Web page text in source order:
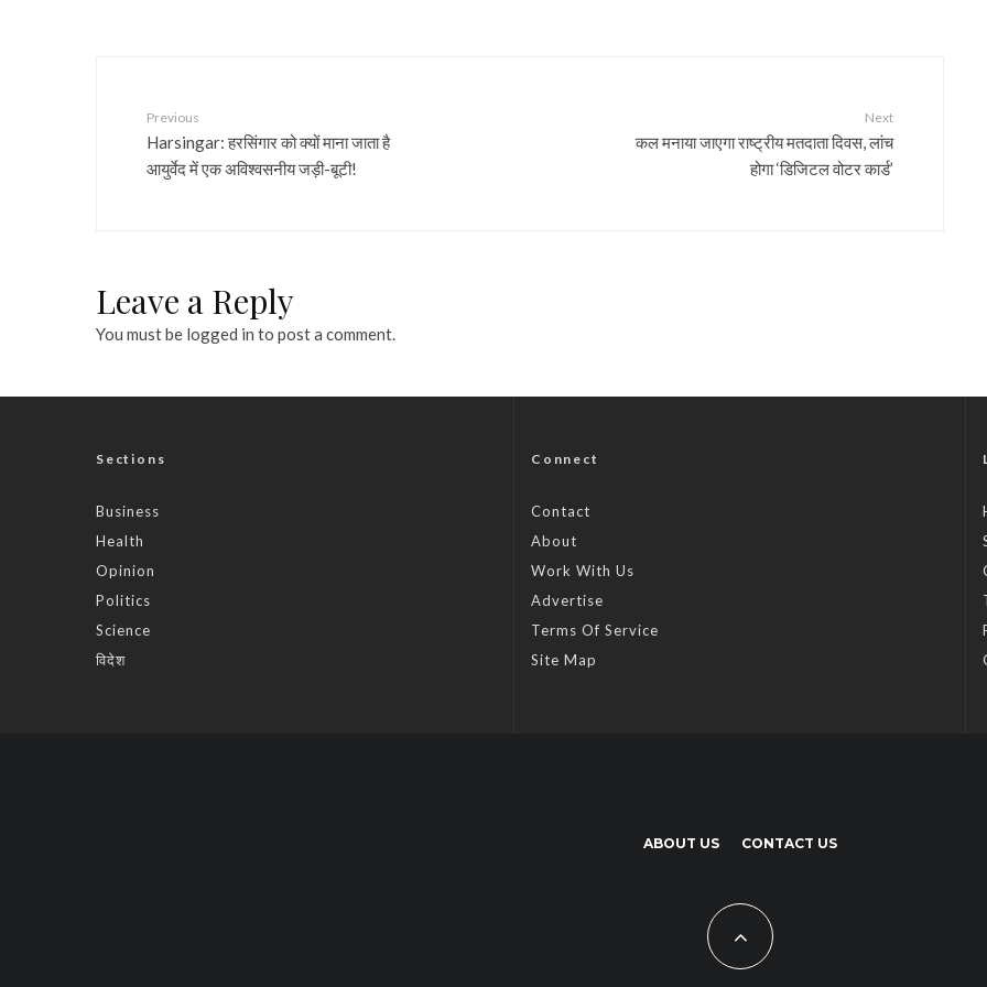
Previous
Harsingar: हरसिंगार को क्यों माना जाता है
आयुर्वेद में एक अविश्वसनीय जड़ी-बूटी!
Next
कल मनाया जाएगा राष्ट्रीय मतदाता दिवस, लांच
होगा ‘डिजिटल वोटर कार्ड’
Leave a Reply
You must be logged in to post a comment.
Sections
Business
Health
Opinion
Politics
Science
विदेश
Connect
Contact
About
Work With Us
Advertise
Terms Of Service
Site Map
ABOUT US CONTACT US